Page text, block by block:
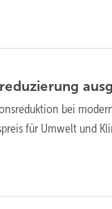
bei
für Umwelt und